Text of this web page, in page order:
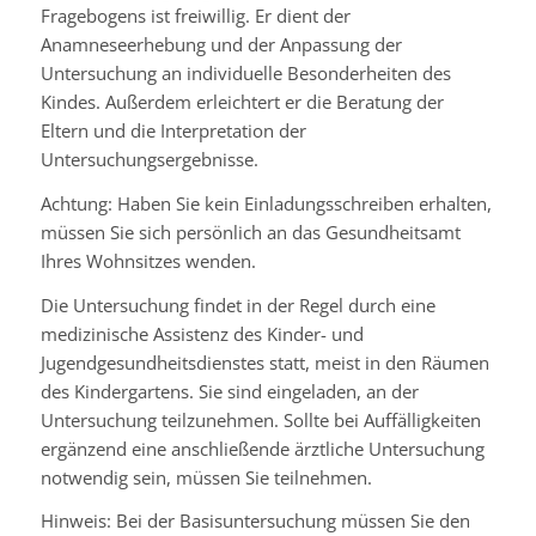
Fragebogens ist freiwillig. Er dient der
Anamneseerhebung und der Anpassung der
Untersuchung an individuelle Besonderheiten des
Kindes. Außerdem erleichtert er die Beratung der
Eltern und die Interpretation der
Untersuchungsergebnisse.
Achtung: Haben Sie kein Einladungsschreiben erhalten,
müssen Sie sich persönlich an das Gesundheitsamt
Ihres Wohnsitzes wenden.
Die Untersuchung findet in der Regel durch eine
medizinische Assistenz des Kinder- und
Jugendgesundheitsdienstes statt, meist in den Räumen
des Kindergartens. Sie sind eingeladen, an der
Untersuchung teilzunehmen. Sollte bei Auffälligkeiten
ergänzend eine anschließende ärztliche Untersuchung
notwendig sein, müssen Sie teilnehmen.
Hinweis: Bei der Basisuntersuchung müssen Sie den